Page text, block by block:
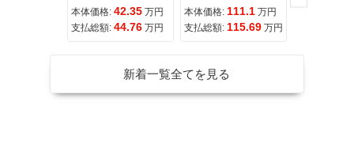
本体価格: 42.35 万円
支払総額: 44.76 万円
本体価格: 111.1 万円
支払総額: 115.69 万円
新着一覧全てを見る